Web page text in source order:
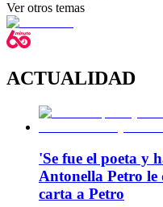
Ver otros temas
ACTUALIDAD
'Se fue el poeta y
Antonella Petro le
carta a Petro